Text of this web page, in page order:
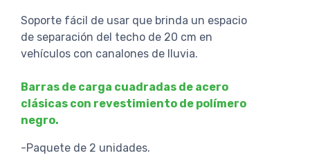
Soporte fácil de usar que brinda un espacio
de separación del techo de 20 cm en
vehículos con canalones de lluvia.
Barras de carga cuadradas de acero
clásicas con revestimiento de polímero
negro.
-Paquete de 2 unidades.